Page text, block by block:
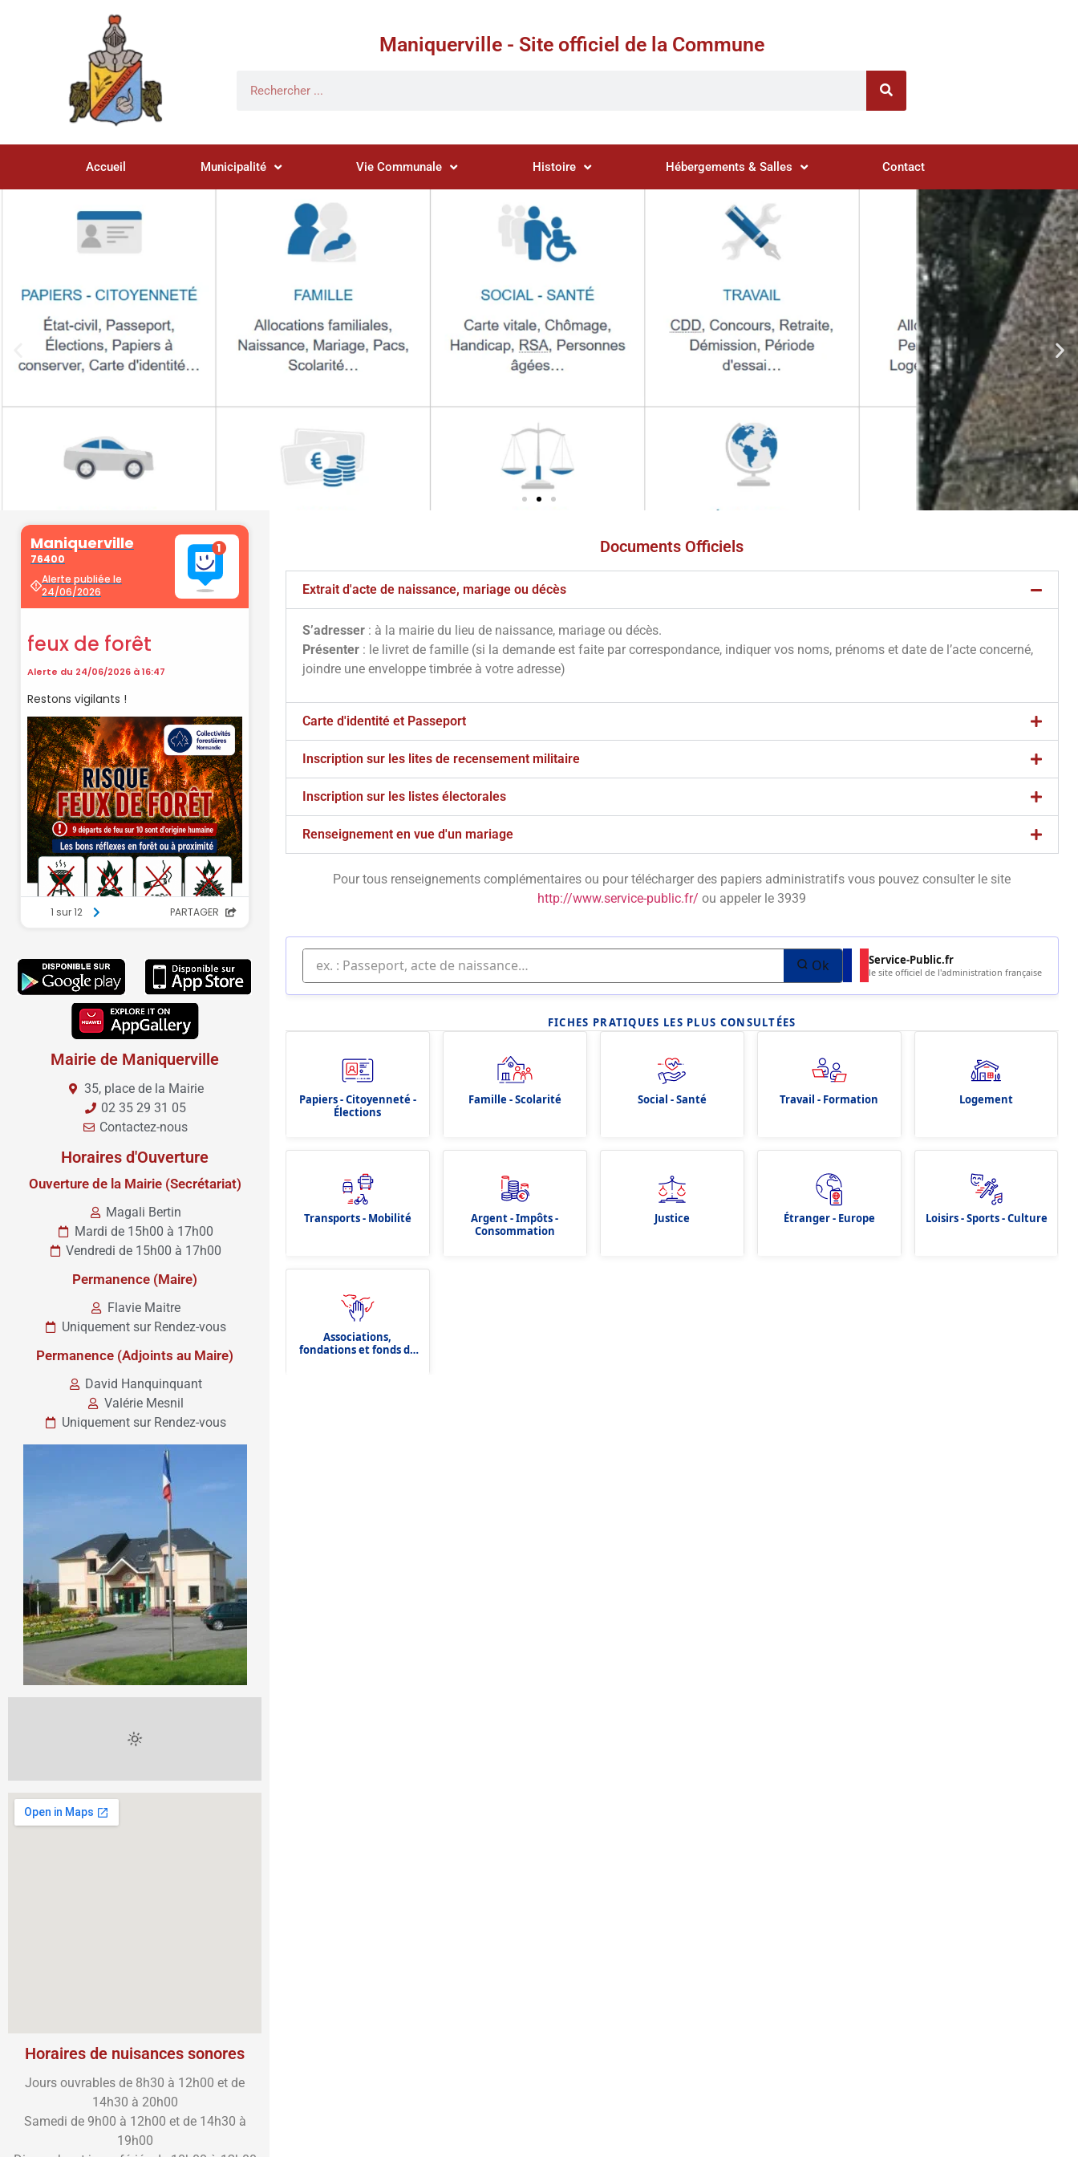
Maniquerville - Site officiel de la Commune
Accueil Municipalité Vie Communale Histoire Hébergements & Salles Contact
Démarches
administratives
Faîtes vos démarches en ligne sur notre site en
cliquant sur le bouton ci-dessous
Mairie de Maniquerville
35, place de la Mairie
02 35 29 31 05
Contactez-nous
Horaires d'Ouverture
Ouverture de la Mairie (Secrétariat)
Magali Bertin
Mardi de 15h00 à 17h00
Vendredi de 15h00 à 17h00
Permanence (Maire)
Flavie Maitre
Uniquement sur Rendez-vous
Permanence (Adjoints au Maire)
David Hanquinquant
Valérie Mesnil
Uniquement sur Rendez-vous
Horaires de nuisances sonores
Jours ouvrables de 8h30 à 12h00 et de
14h30 à 20h00
Samedi de 9h00 à 12h00 et de 14h30 à
19h00
Documents Officiels
Extrait d'acte de naissance, mariage ou décès
S’adresser : à la mairie du lieu de naissance, mariage ou décès.
Présenter : le livret de famille (si la demande est faite par correspondance, indiquer vos noms, prénoms et date de l’acte concerné,
joindre une enveloppe timbrée à votre adresse)
Carte d'identité et Passeport
Inscription sur les lites de recensement militaire
Inscription sur les listes électorales
Renseignement en vue d'un mariage
Pour tous renseignements complémentaires ou pour télécharger des papiers administratifs vous pouvez consulter le site
http://www.service-public.fr/ ou appeler le 3939
Ok Service-Public.fr
le site officiel de l'administration française
FICHES PRATIQUES LES PLUS CONSULTÉES
Papiers - Citoyenneté -
Élections
Famille - Scolarité Social - Santé Travail - Formation Logement
Transports - Mobilité
Argent - Impôts -
Consommation
Justice Étranger - Europe Loisirs - Sports - Culture
Associations,
fondations et fonds de